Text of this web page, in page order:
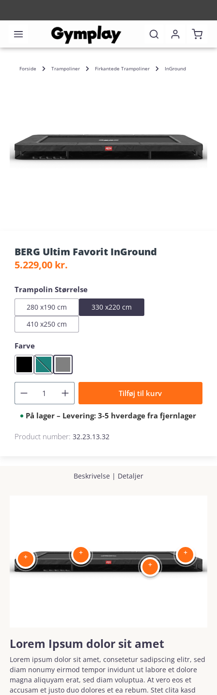
Forside Trampoliner Firkantede Trampoliner InGround
BERG Ultim Favorit InGround
Regular price:
5.229,00 kr.
Select
Trampolin Størrelse
280 x190 cm
330 x220 cm
410 x250 cm
Select
Farve
Green
(This option is currently unavailable.)
Grey
Tilføj til kurv
På lager – Levering: 3-5 hverdage fra fjernlager
Product number: 32.23.13.32
Beskrivelse | Detaljer
+
+
+
+
Lorem Ipsum dolor sit amet
Lorem ipsum dolor sit amet, consetetur sadipscing elitr, sed
diam nonumy eirmod tempor invidunt ut labore et dolore
magna aliquyam erat, sed diam voluptua. At vero eos et
accusam et justo duo dolores et ea rebum. Stet clita kasd